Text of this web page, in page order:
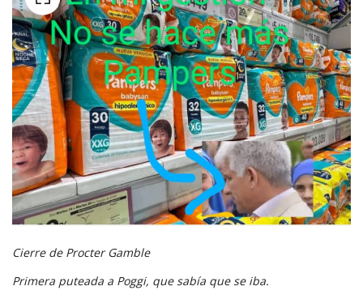
Cierre de Procter Gamble
Primera puteada a Poggi, que sabía que se iba.